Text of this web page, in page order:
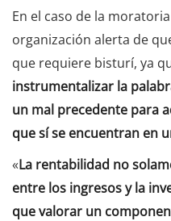
En el caso de la
organización alerta de
que requiere bisturí, ya
instrumentalizar la
un mal precedente para
que sí se encuentran en
«La rentabilidad no
entre los ingresos y la
que valorar un